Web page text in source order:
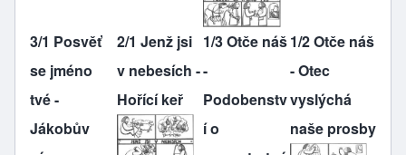
3/1 Posvěť
se jméno
tvé -
Jákobův
2/1 Jenž jsi
v nebesích -
Hořící keř
1/3 Otče náš
-
Podobenstv
í o
1/2 Otče náš
- Otec
vyslýchá
naše prosby